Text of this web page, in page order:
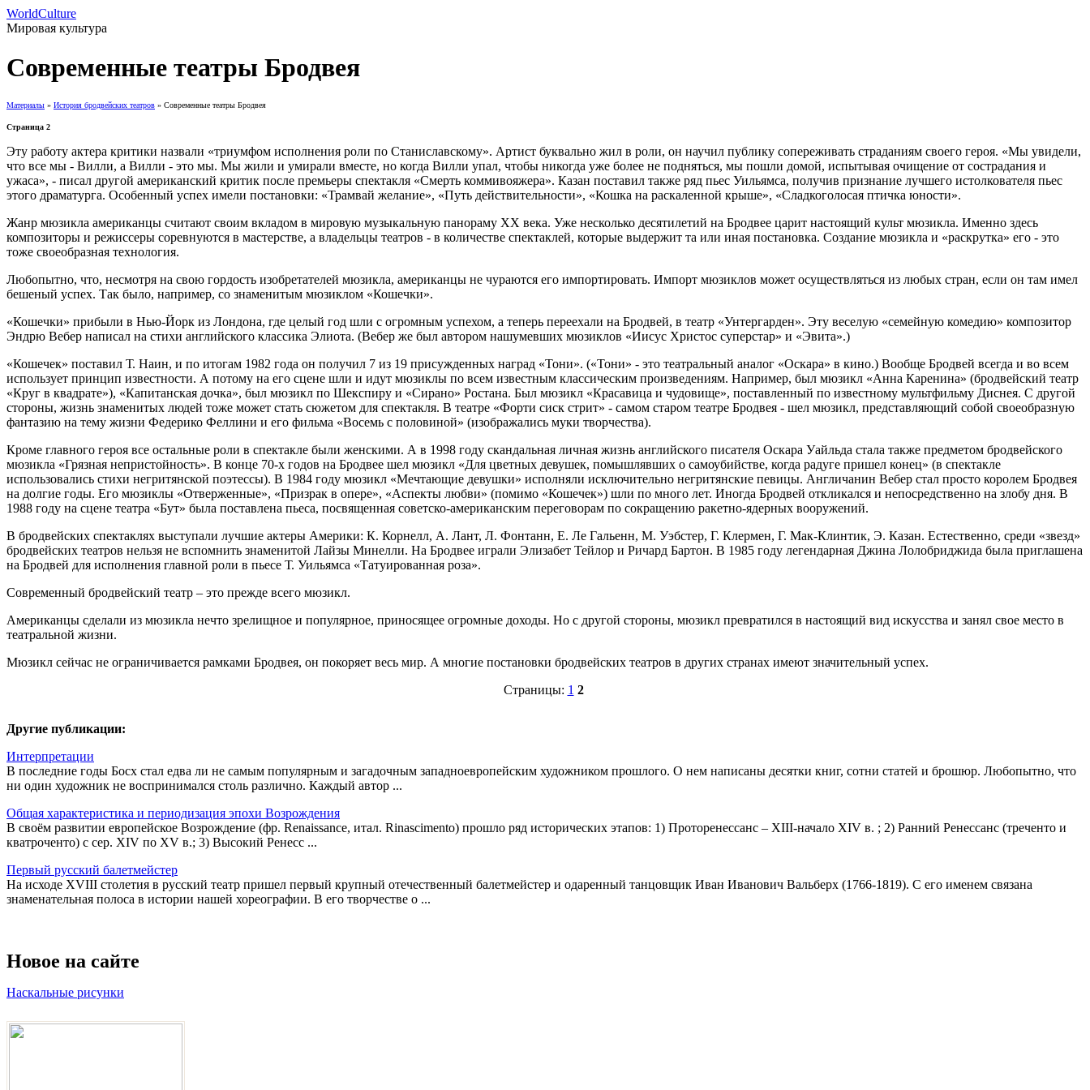
WorldCulture
Мировая культура
Современные театры Бродвея
Материалы » История бродвейских театров » Современные театры Бродвея
Страница 2
Эту работу актера критики назвали «триумфом исполнения роли по Станиславскому». Артист буквально жил в роли, он научил публику сопереживать страданиям своего героя. «Мы увидели,
что все мы - Вилли, а Вилли - это мы. Мы жили и умирали вместе, но когда Вилли упал, чтобы никогда уже более не подняться, мы пошли домой, испытывая очищение от сострадания и
ужаса», - писал другой американский критик после премьеры спектакля «Смерть коммивояжера». Казан поставил также ряд пьес Уильямса, получив признание лучшего истолкователя пьес
этого драматурга. Особенный успех имели постановки: «Трамвай желание», «Путь действительности», «Кошка на раскаленной крыше», «Сладкоголосая птичка юности».
Жанр мюзикла американцы считают своим вкладом в мировую музыкальную панораму XX века. Уже несколько десятилетий на Бродвее царит настоящий культ мюзикла. Именно здесь
композиторы и режиссеры соревнуются в мастерстве, а владельцы театров - в количестве спектаклей, которые выдержит та или иная постановка. Создание мюзикла и «раскрутка» его - это
тоже своеобразная технология.
Любопытно, что, несмотря на свою гордость изобретателей мюзикла, американцы не чураются его импортировать. Импорт мюзиклов может осуществляться из любых стран, если он там имел
бешеный успех. Так было, например, со знаменитым мюзиклом «Кошечки».
«Кошечки» прибыли в Нью-Йорк из Лондона, где целый год шли с огромным успехом, а теперь переехали на Бродвей, в театр «Унтергарден». Эту веселую «семейную комедию» композитор
Эндрю Вебер написал на стихи английского классика Элиота. (Вебер же был автором нашумевших мюзиклов «Иисус Христос суперстар» и «Эвита».)
«Кошечек» поставил Т. Наин, и по итогам 1982 года он получил 7 из 19 присужденных наград «Тони». («Тони» - это театральный аналог «Оскара» в кино.) Вообще Бродвей всегда и во всем
использует принцип известности. А потому на его сцене шли и идут мюзиклы по всем известным классическим произведениям. Например, был мюзикл «Анна Каренина» (бродвейский театр
«Круг в квадрате»), «Капитанская дочка», был мюзикл по Шекспиру и «Сирано» Ростана. Был мюзикл «Красавица и чудовище», поставленный по известному мультфильму Диснея. С другой
стороны, жизнь знаменитых людей тоже может стать сюжетом для спектакля. В театре «Форти сиск стрит» - самом старом театре Бродвея - шел мюзикл, представляющий собой своеобразную
фантазию на тему жизни Федерико Феллини и его фильма «Восемь с половиной» (изображались муки творчества).
Кроме главного героя все остальные роли в спектакле были женскими. А в 1998 году скандальная личная жизнь английского писателя Оскара Уайльда стала также предметом бродвейского
мюзикла «Грязная непристойность». В конце 70-х годов на Бродвее шел мюзикл «Для цветных девушек, помышлявших о самоубийстве, когда радуге пришел конец» (в спектакле
использовались стихи негритянской поэтессы). В 1984 году мюзикл «Мечтающие девушки» исполняли исключительно негритянские певицы. Англичанин Вебер стал просто королем Бродвея
на долгие годы. Его мюзиклы «Отверженные», «Призрак в опере», «Аспекты любви» (помимо «Кошечек») шли по много лет. Иногда Бродвей откликался и непосредственно на злобу дня. В
1988 году на сцене театра «Бут» была поставлена пьеса, посвященная советско-американским переговорам по сокращению ракетно-ядерных вооружений.
В бродвейских спектаклях выступали лучшие актеры Америки: К. Корнелл, А. Лант, Л. Фонтанн, Е. Ле Гальенн, М. Уэбстер, Г. Клермен, Г. Мак-Клинтик, Э. Казан. Естественно, среди «звезд»
бродвейских театров нельзя не вспомнить знаменитой Лайзы Минелли. На Бродвее играли Элизабет Тейлор и Ричард Бартон. В 1985 году легендарная Джина Лолобриджида была приглашена
на Бродвей для исполнения главной роли в пьесе Т. Уильямса «Татуированная роза».
Современный бродвейский театр – это прежде всего мюзикл.
Американцы сделали из мюзикла нечто зрелищное и популярное, приносящее огромные доходы. Но с другой стороны, мюзикл превратился в настоящий вид искусства и занял свое место в
театральной жизни.
Мюзикл сейчас не ограничивается рамками Бродвея, он покоряет весь мир. А многие постановки бродвейских театров в других странах имеют значительный успех.
Страницы: 1 2
Другие публикации:
Интерпретации
В последние годы Босх стал едва ли не самым популярным и загадочным западноевропейским художником прошлого. О нем написаны десятки книг, сотни статей и брошюр. Любопытно, что
ни один художник не воспринимался столь различно. Каждый автор ...
Общая характеристика и периодизация эпохи Возрождения
В своём развитии европейское Возрождение (фр. Renaissance, итал. Rinascimento) прошло ряд исторических этапов: 1) Проторенессанс – XIII-начало XIV в. ; 2) Ранний Ренессанс (треченто и
кватроченто) с сер. XIV по XV в.; 3) Высокий Ренесс ...
Первый русский балетмейстер
На исходе XVIII столетия в русский театр пришел первый крупный отечественный балетмейстер и одаренный танцовщик Иван Иванович Вальберх (1766-1819). С его именем связана
знаменательная полоса в истории нашей хореографии. В его творчестве о ...
Новое на сайте
Наскальные рисунки